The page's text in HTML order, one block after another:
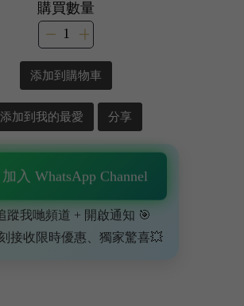
購買數量
添加到購物車
添加到我的最愛 分享
入 WhatsApp Channel
蹤我哋頻道 + 開啟通知 🎯
接收限時優惠、獨家驚喜💥